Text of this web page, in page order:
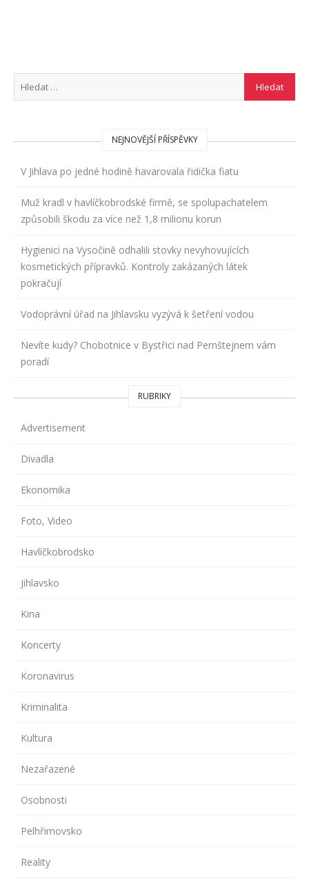
NEJNOVĚJŠÍ PŘÍSPĚVKY
V Jihlava po jedné hodině havarovala řidička fiatu
Muž kradl v havlíčkobrodské firmě, se spolupachatelem
způsobili škodu za více než 1,8 milionu korun
Hygienici na Vysočině odhalili stovky nevyhovujících
kosmetických přípravků. Kontroly zakázaných látek
pokračují
Vodoprávní úřad na Jihlavsku vyzývá k šetření vodou
Nevíte kudy? Chobotnice v Bystřici nad Pernštejnem vám
poradí
RUBRIKY
Advertisement
Divadla
Ekonomika
Foto, Video
Havlíčkobrodsko
Jihlavsko
Kina
Koncerty
Koronavirus
Kriminalita
Kultura
Nezařazené
Osobnosti
Pelhřimovsko
Reality